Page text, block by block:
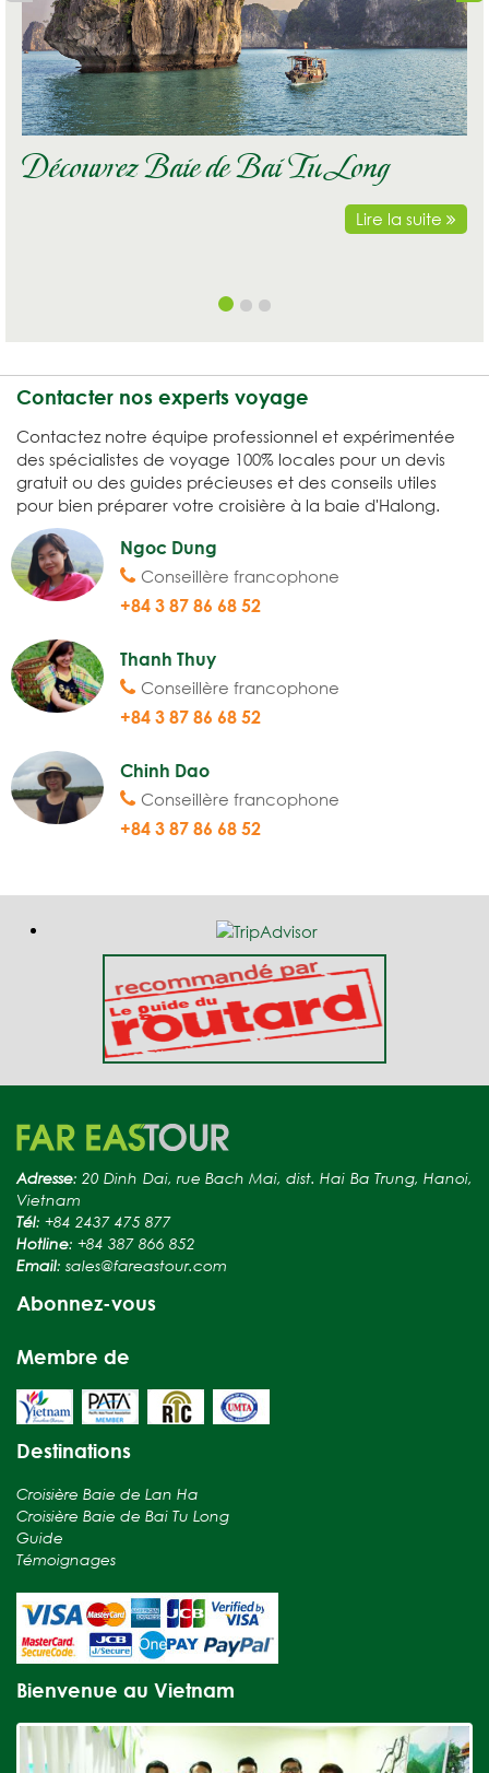
Découvrez Baie de Lan Ha - Île de Cat
Contacter nos experts voyage
Contactez notre équipe professionnel et expérimentée
des spécialistes de voyage 100% locales pour un devis
gratuit ou des guides précieuses et des conseils utiles
pour bien préparer votre croisière à la baie d'Halong.
Ngoc Dung
Conseillère francophone
+84 3 87 86 68 52
Thanh Thuy
Conseillère francophone
+84 3 87 86 68 52
Chinh Dao
Conseillère francophone
+84 3 87 86 68 52
Adresse: 20 Dinh Dai, rue Bach Mai, dist. Hai Ba Trung, Hanoi,
Vietnam
Tél: +84 2437 475 877
Hotline: +84 387 866 852
Email: sales@fareastour.com
Abonnez-vous
Membre de
Destinations
Croisière Baie de Lan Ha
Croisière Baie de Bai Tu Long
Guide
Témoignages
Bienvenue au Vietnam